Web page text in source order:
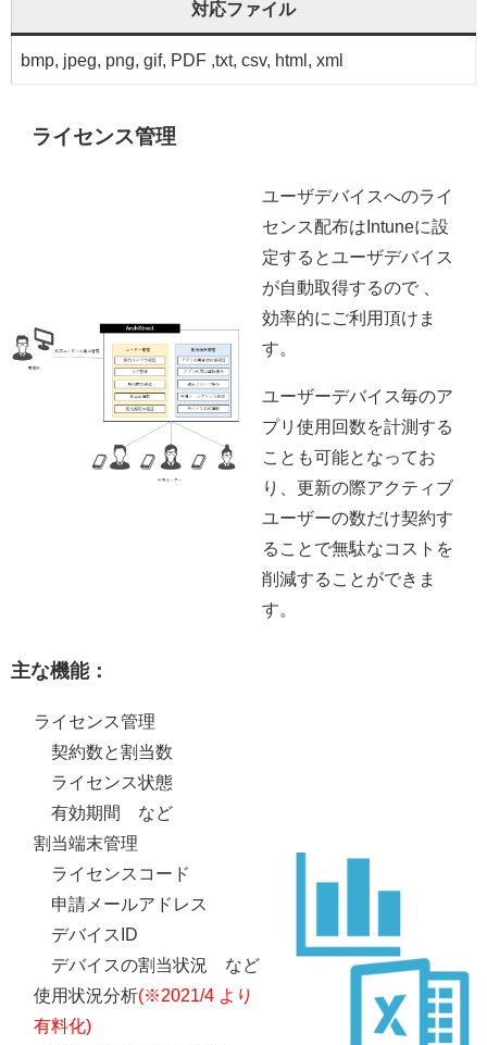
対応ファイル
bmp, jpeg, png, gif, PDF ,txt, csv, html, xml
ライセンス管理
ユーザデバイスへのライ
センス配布はIntuneに設
定するとユーザデバイス
が自動取得するので 、
効率的にご利用頂けま
す。
ユーザーデバイス毎のア
プリ使用回数を計測する
ことも可能となってお
り、更新の際アクティブ
ユーザーの数だけ契約す
ることで無駄なコストを
削減することができま
す。
主な機能：
ライセンス管理
契約数と割当数
ライセンス状態
有効期間 など
割当端末管理
ライセンスコード
申請メールアドレス
デバイスID
デバイスの割当状況 など
使用状況分析(※2021/4 より
有料化)